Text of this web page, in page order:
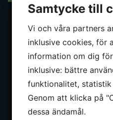
Samtycke till
Vi och våra partners
inklusive cookies, för
information om dig
inklusive: bättre
funktionalitet,
Genom att klicka på
dessa ändamål.